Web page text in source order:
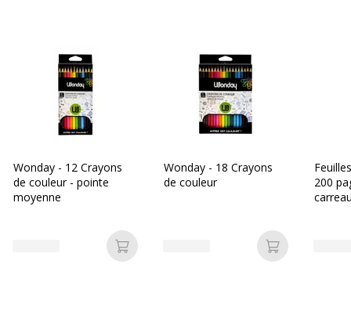
Wonday - 12 Crayons
de couleur - pointe
moyenne
Ajouter au panier
Wonday - 18 Crayons
de couleur
Ajouter au
200